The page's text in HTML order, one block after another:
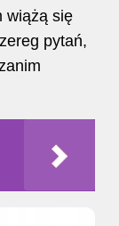
wiążą się
pytań,